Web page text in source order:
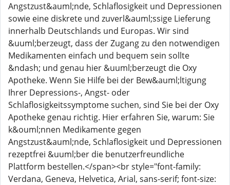
Angstzust&auml;nde, Schlaflosigkeit und Depressionen
sowie eine diskrete und zuverl&auml;ssige Lieferung
innerhalb Deutschlands und Europas. Wir sind
&uuml;berzeugt, dass der Zugang zu den notwendigen
Medikamenten einfach und bequem sein sollte
&ndash; und genau hier &uuml;berzeugt die Oxy
Apotheke. Wenn Sie Hilfe bei der Bew&auml;ltigung
Ihrer Depressions-, Angst- oder
Schlaflosigkeitssymptome suchen, sind Sie bei der Oxy
Apotheke genau richtig. Hier erfahren Sie, warum: Sie
k&ouml;nnen Medikamente gegen
Angstzust&auml;nde, Schlaflosigkeit und Depressionen
rezeptfrei &uuml;ber die benutzerfreundliche
Plattform bestellen.</span><br style="font-family:
Verdana, Geneva, Helvetica, Arial, sans-serif; font-size: